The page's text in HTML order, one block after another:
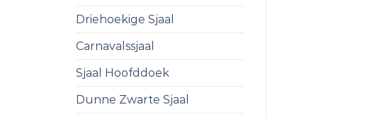
Driehoekige Sjaal
Carnavalssjaal
Sjaal Hoofddoek
Dunne Zwarte Sjaal